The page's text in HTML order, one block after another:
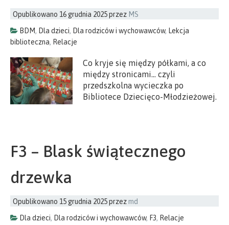
Opublikowano 16 grudnia 2025przez MS
BDM, Dla dzieci, Dla rodziców i wychowawców, Lekcja
biblioteczna, Relacje
Co kryje się między półkami, a co
między stronicami… czyli
przedszkolna wycieczka po
Bibliotece Dziecięco-Młodzieżowej.
F3 – Blask świątecznego
drzewka
Opublikowano 15 grudnia 2025przezmd
Dla dzieci, Dla rodziców i wychowawców, F3, Relacje